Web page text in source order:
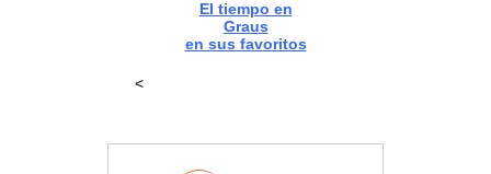
El tiempo en
Graus
en sus favoritos
<